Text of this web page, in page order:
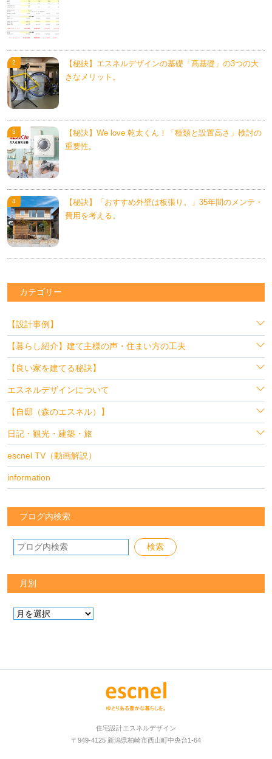
【秘訣】エスネルデザインの基礎「高基礎」の3つの大
きなメリット。
【秘訣】We love 乾太くん！「種類と設置高さ」検討の
重要性。
【秘訣】「おすすめ外壁は板張り。」35年間のメンテ・
費用を考える。
カテゴリー
【設計事例】
【暮らし紹介】建て主様の声・住まい方の工夫
【良い家を建てる秘訣】
エスネルデザインについて
【自邸（森のエスネル）】
日記・観光・建築・旅
escnel TV（動画解説）
information
ブログ内検索
月別
住宅設計エスネルデザイン
〒949-4125 新潟県柏崎市西山町中央台1-64